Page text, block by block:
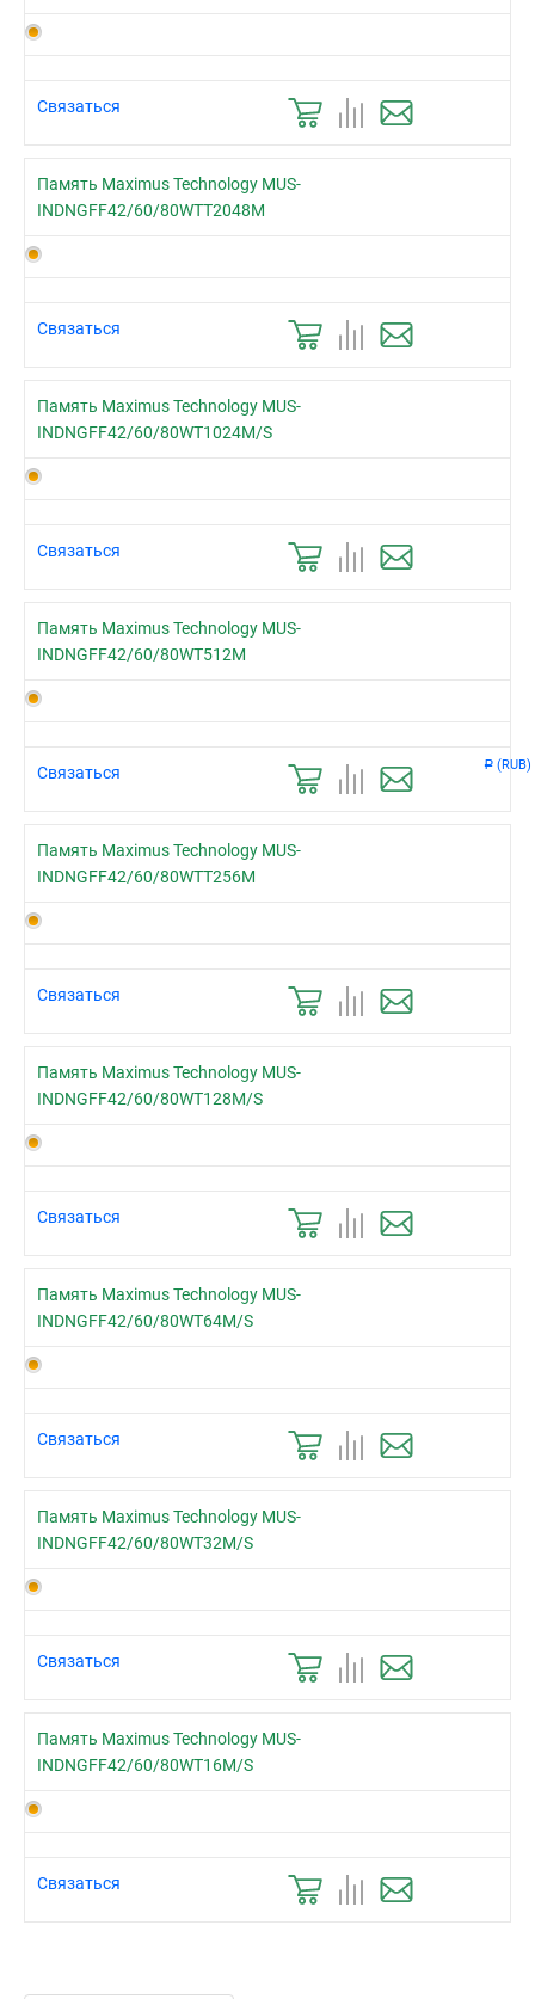
Р (RUB)
Связаться
Память Maximus Technology MUS-
INDNGFF42/60/80WTT2048M
Связаться
Память Maximus Technology MUS-
INDNGFF42/60/80WT1024M/S
Связаться
Память Maximus Technology MUS-
INDNGFF42/60/80WT512M
Связаться
Память Maximus Technology MUS-
INDNGFF42/60/80WTT256M
Связаться
Память Maximus Technology MUS-
INDNGFF42/60/80WT128M/S
Связаться
Память Maximus Technology MUS-
INDNGFF42/60/80WT64M/S
Связаться
Память Maximus Technology MUS-
INDNGFF42/60/80WT32M/S
Связаться
Память Maximus Technology MUS-
INDNGFF42/60/80WT16M/S
Связаться